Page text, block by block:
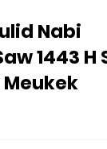
Nabi
1443 H